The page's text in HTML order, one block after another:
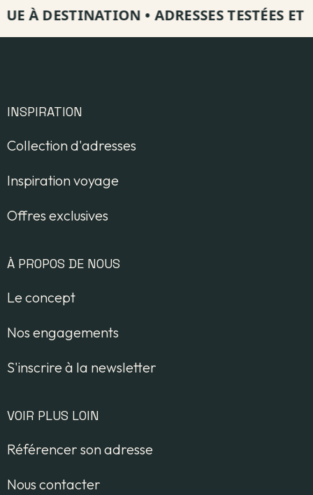
À DESTINATION•ADRESSES TESTÉES ET
INSPIRATION
Collection d'adresses
Inspiration voyage
Offres exclusives
À PROPOS DE NOUS
Le concept
Nos engagements
S'inscrire à la newsletter
VOIR PLUS LOIN
Référencer son adresse
Nous contacter